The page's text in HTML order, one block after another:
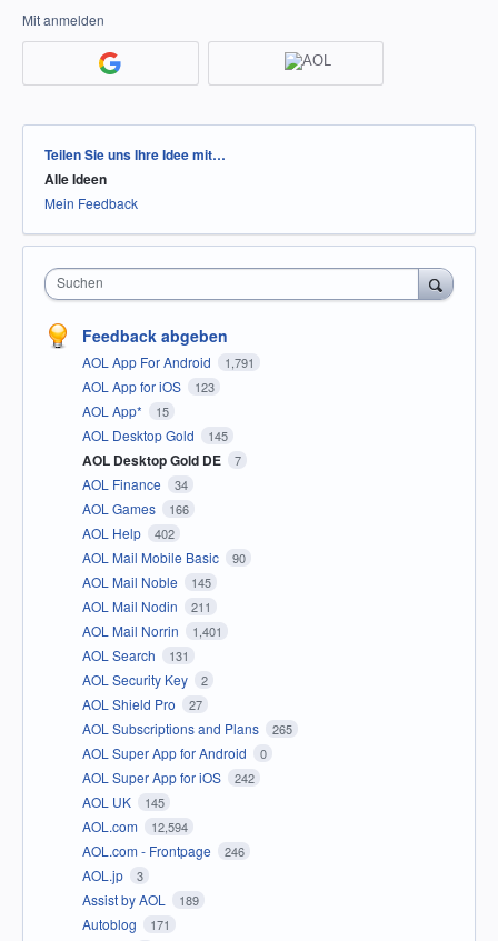
Mit anmelden
Kategorien
Teilen Sie uns Ihre Idee mit…
Alle Ideen
Mein Feedback
Suchen
Feedback abgeben
AOL App For Android 1,791
AOL App for iOS 123
AOL App* 15
AOL Desktop Gold 145
AOL Desktop Gold DE 7
AOL Finance 34
AOL Games 166
AOL Help 402
AOL Mail Mobile Basic 90
AOL Mail Noble 145
AOL Mail Nodin 211
AOL Mail Norrin 1,401
AOL Search 131
AOL Security Key 2
AOL Shield Pro 27
AOL Subscriptions and Plans 265
AOL Super App for Android 0
AOL Super App for iOS 242
AOL UK 145
AOL.com 12,594
AOL.com - Frontpage 246
AOL.jp 3
Assist by AOL 189
Autoblog 171